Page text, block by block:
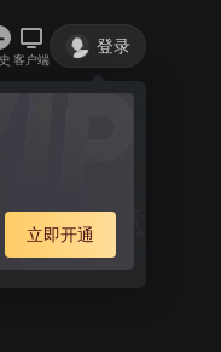
客户端
登录
立即开通
传片创意